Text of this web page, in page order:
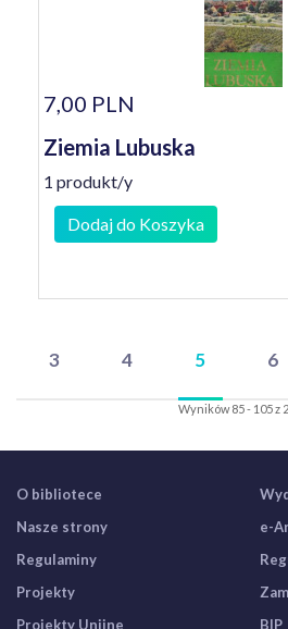
7,00 PLN
Ziemia Lubuska
1 produkt/y
Dodaj do Koszyka
3 4 5 6
Wyników 85 - 105 z
O bibliotece
Nasze strony
Regulaminy
Projekty
Projekty Unijne
e-
BIP